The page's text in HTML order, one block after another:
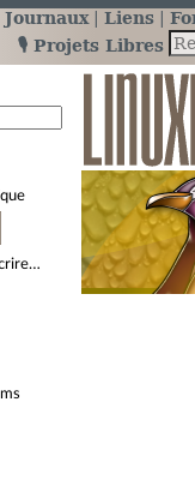
Journaux Liens
🎙️ Projets Libres